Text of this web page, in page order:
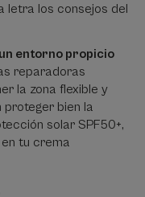
letra los consejos del
entorno propicio
reparadoras
la zona flexible y
proteger bien la
solar SPF50+,
tu crema